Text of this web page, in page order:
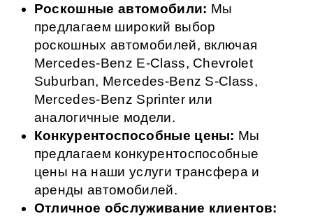
Роскошные автомобили: Мы
предлагаем широкий выбор
роскошных автомобилей, включая
Mercedes-Benz E-Class, Chevrolet
Suburban, Mercedes-Benz S-Class,
Mercedes-Benz Sprinter или
аналогичные модели.
Конкурентоспособные цены: Мы
предлагаем конкурентоспособные
цены на наши услуги трансфера и
аренды автомобилей.
Отличное обслуживание клиентов: